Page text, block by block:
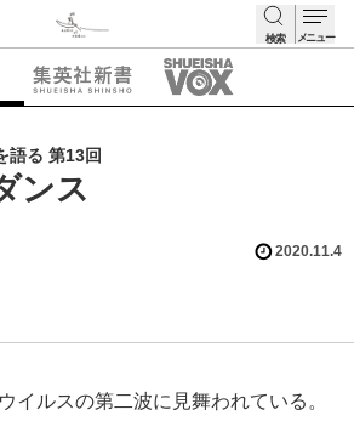
検索 メニュー
る 第13回
ンス
2020.11.4
イルスの第二波に見舞われている。